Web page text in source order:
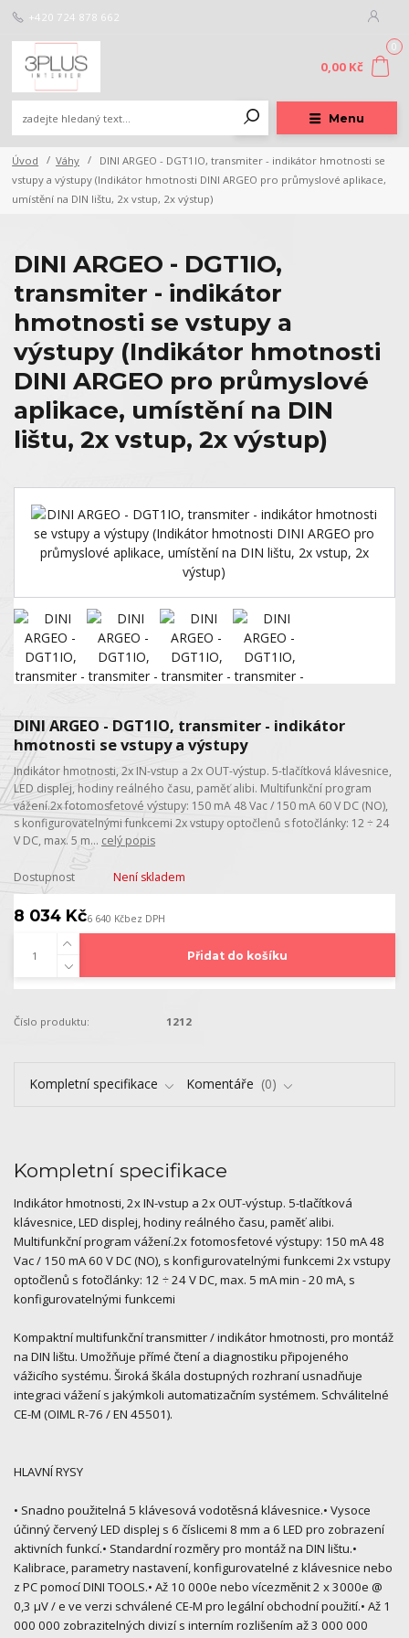
Menu
+420 724 878 662
0
0,00 Kč
Úvod Váhy
DINI ARGEO - DGT1IO, transmiter - indikátor hmotnosti se
vstupy a výstupy (Indikátor hmotnosti DINI ARGEO pro průmyslové aplikace,
umístění na DIN lištu, 2x vstup, 2x výstup)
DINI ARGEO - DGT1IO,
transmiter - indikátor
hmotnosti se vstupy a
výstupy (Indikátor hmotnosti
DINI ARGEO pro průmyslové
aplikace, umístění na DIN
lištu, 2x vstup, 2x výstup)
DINI ARGEO - DGT1IO, transmiter - indikátor
hmotnosti se vstupy a výstupy
Indikátor hmotnosti, 2x IN-vstup a 2x OUT-výstup. 5-tlačítková klávesnice,
LED displej, hodiny reálného času, paměť alibi. Multifunkční program
vážení.2x fotomosfetové výstupy: 150 mA 48 Vac / 150 mA 60 V DC (NO),
s konfigurovatelnými funkcemi 2x vstupy optočlenů s fotočlánky: 12 ÷ 24
V DC, max. 5 m... celý popis
Dostupnost Není skladem
8 034 Kč6 640 Kčbez DPH
Přidat do košíku
Číslo produktu: 1212
Kompletní specifikace Komentáře 0
Kompletní specifikace
Indikátor hmotnosti, 2x IN-vstup a 2x OUT-výstup. 5-tlačítková
klávesnice, LED displej, hodiny reálného času, paměť alibi.
Multifunkční program vážení.2x fotomosfetové výstupy: 150 mA 48
Vac / 150 mA 60 V DC (NO), s konfigurovatelnými funkcemi 2x vstupy
optočlenů s fotočlánky: 12 ÷ 24 V DC, max. 5 mA min - 20 mA, s
konfigurovatelnými funkcemi
Kompaktní multifunkční transmitter / indikátor hmotnosti, pro montáž
na DIN lištu. Umožňuje přímé čtení a diagnostiku připojeného
vážicího systému. Široká škála dostupných rozhraní usnadňuje
integraci vážení s jakýmkoli automatizačním systémem. Schválitelné
CE-M (OIML R-76 / EN 45501).
HLAVNÍ RYSY
• Snadno použitelná 5 klávesová vodotěsná klávesnice.• Vysoce
účinný červený LED displej s 6 číslicemi 8 mm a 6 LED pro zobrazení
aktivních funkcí.• Standardní rozměry pro montáž na DIN lištu.•
Kalibrace, parametry nastavení, konfigurovatelné z klávesnice nebo
z PC pomocí DINI TOOLS.• Až 10 000e nebo vícezměnit 2 x 3000e @
0,3 µV / e ve verzi schválené CE-M pro legální obchodní použití.• Až 1
000 000 zobrazitelných divizí s interním rozlišením až 3 000 000